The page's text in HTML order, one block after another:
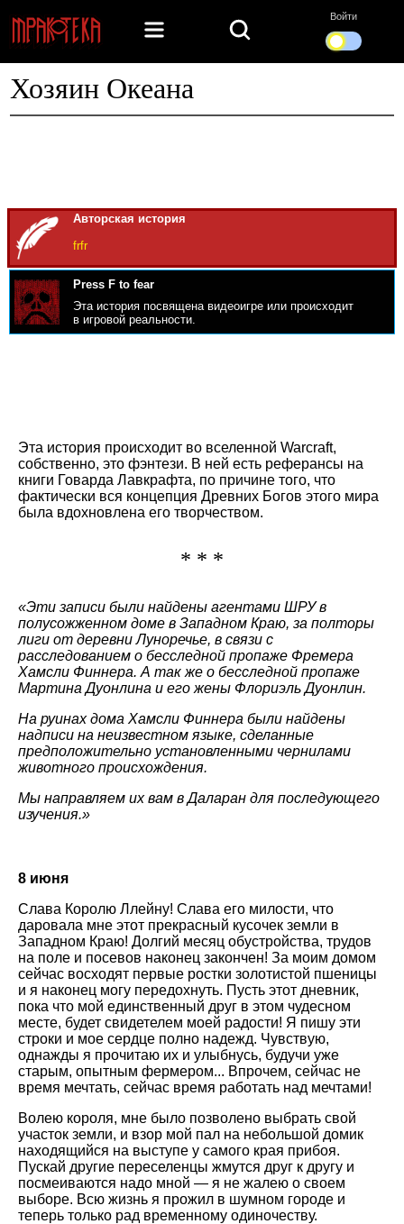
Войти
Хозяин Океана
Авторская история
frfr
Press F to fear
Эта история посвящена видеоигре или происходит
в игровой реальности.
Эта история происходит во вселенной Warcraft,
собственно, это фэнтези. В ней есть реферансы на
книги Говарда Лавкрафта, по причине того, что
фактически вся концепция Древних Богов этого мира
была вдохновлена его творчеством.
* * *
«Эти записи были найдены агентами ШРУ в
полусожженном доме в Западном Краю, за полторы
лиги от деревни Луноречье, в связи с
расследованием о бесследной пропаже Фремера
Хамсли Финнера. А так же о бесследной пропаже
Мартина Дуонлина и его жены Флориэль Дуонлин.
На руинах дома Хамсли Финнера были найдены
надписи на неизвестном языке, сделанные
предположительно установленными чернилами
животного происхождения.
Мы направляем их вам в Даларан для последующего
изучения.»
8 июня
Слава Королю Ллейну! Слава его милости, что
даровала мне этот прекрасный кусочек земли в
Западном Краю! Долгий месяц обустройства, трудов
на поле и посевов наконец закончен! За моим домом
сейчас восходят первые ростки золотистой пшеницы
и я наконец могу передохнуть. Пусть этот дневник,
пока что мой единственный друг в этом чудесном
месте, будет свидетелем моей радости! Я пишу эти
строки и мое сердце полно надежд. Чувствую,
однажды я прочитаю их и улыбнусь, будучи уже
старым, опытным фермером... Впрочем, сейчас не
время мечтать, сейчас время работать над мечтами!
Волею короля, мне было позволено выбрать свой
участок земли, и взор мой пал на небольшой домик
находящийся на выступе у самого края прибоя.
Пускай другие переселенцы жмутся друг к другу и
посмеиваются надо мной — я не жалею о своем
выборе. Всю жизнь я прожил в шумном городе и
теперь только рад временному одиночеству.